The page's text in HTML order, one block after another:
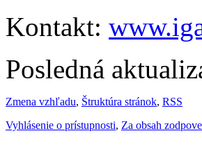
Kontakt:
Posledná
Zmena vzhľadu, Štruktúra stránok, RSS
Vyhlásenie o prístupnosti, Za obsah